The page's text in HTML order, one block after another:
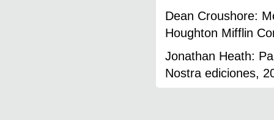
Dean Croushore:
Houghton Mifflin
Jonathan Heath:
Nostra ediciones,